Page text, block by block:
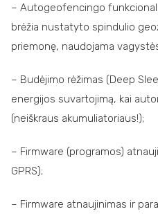
– Autogeofencingo
brėžia nustatyto spindulio
priemonę, naudojama
– Budėjimo rėžimas (Deep
energijos suvartojimą, kai
(neiškraus akumuliatoriaus!);
– Firmware (programos)
GPRS);
– Firmware atnaujinimas ir